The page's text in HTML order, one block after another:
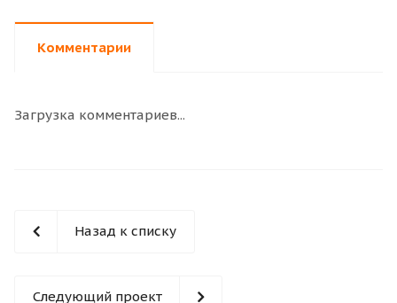
Комментарии
Загрузка комментариев...
Назад к списку
Следующий проект